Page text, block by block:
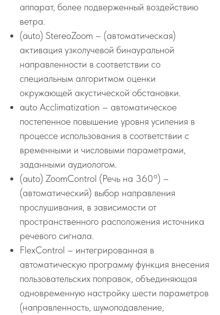
аппарат, более подверженный воздействию
ветра.
(auto) StereoZoom – (автоматическая)
активация узколучевой бинауральной
направленности в соответствии со
специальным алгоритмом оценки
окружающей акустической обстановки.
auto Acclimatization – автоматическое
постепенное повышение уровня усиления в
процессе использования в соответствии с
временными и числовыми параметрами,
заданными аудиологом.
(auto) ZoomControl (Речь на 360°) –
(автоматический) выбор направления
прослушивания, в зависимости от
пространственного расположения источника
речевого сигнала.
FlexControl – интегрированная в
автоматическую программу функция внесения
пользовательских поправок, объединяющая
одновременную настройку шести параметров
(направленность, шумоподавление,